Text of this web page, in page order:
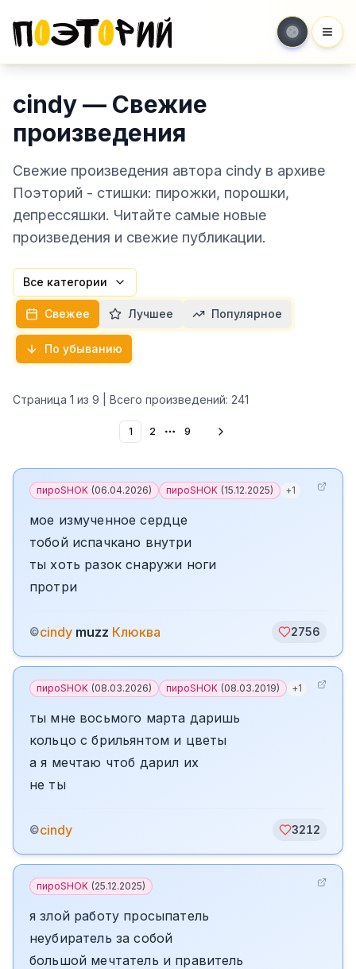
cindy — Свежие
произведения
Свежие произведения автора cindy в архиве
Поэторий - стишки: пирожки, порошки,
депрессяшки. Читайте самые новые
произведения и свежие публикации.
Все категории
Свежее Лучшее Популярное
По убыванию
Страница 1 из 9 | Всего произведений: 241
1 2 More pages
9
пироSHOK (06.04.2026) пироSHOK (15.12.2025) +1
мое измученное сердце
тобой испачкано внутри
ты хоть разок снаружи ноги
протри
©cindy muzz Клюква 2756
пироSHOK (08.03.2026) пироSHOK (08.03.2019) +1
ты мне восьмого марта даришь
кольцо с брильянтом и цветы
а я мечтаю чтоб дарил их
не ты
©cindy 3212
пироSHOK (25.12.2025)
я злой работу просыпатель
неубиратель за собой
большой мечтатель и правитель